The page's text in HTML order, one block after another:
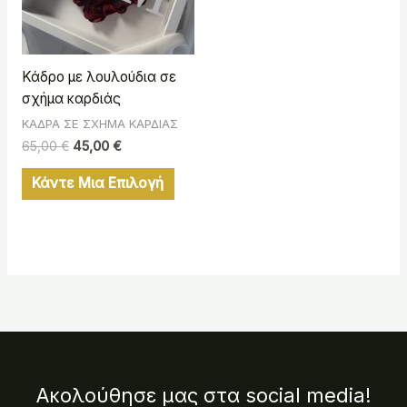
Κάδρο με λουλούδια σε
σχήμα καρδιάς
ΚΑΔΡΑ ΣΕ ΣΧΗΜΑ ΚΑΡΔΙΑΣ
65,00€ 45,00 €
Κάντε Μια Επιλογή
Ακολούθησε μας στα social media!